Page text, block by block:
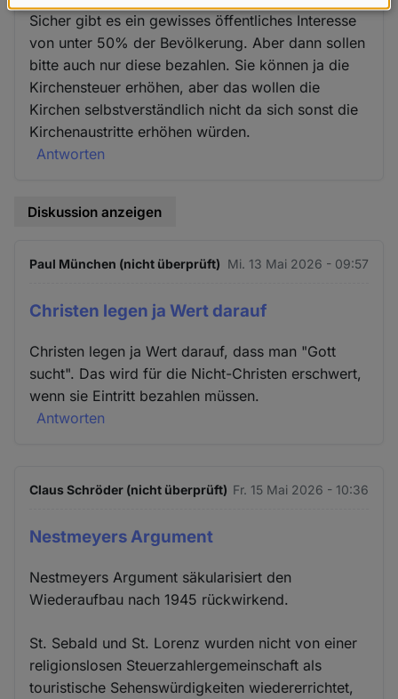
Sicher gibt es ein gewisses öffentliches Interesse
von unter 50% der Bevölkerung. Aber dann sollen
bitte auch nur diese bezahlen. Sie können ja die
Kirchensteuer erhöhen, aber das wollen die
Kirchen selbstverständlich nicht da sich sonst die
Kirchenaustritte erhöhen würden.
Antworten
Diskussion anzeigen
Paul München (nicht überprüft) Mi. 13 Mai 2026 - 09:57
Christen legen ja Wert darauf
Christen legen ja Wert darauf, dass man "Gott
sucht". Das wird für die Nicht-Christen erschwert,
wenn sie Eintritt bezahlen müssen.
Antworten
Claus Schröder (nicht überprüft) Fr. 15 Mai 2026 - 10:36
Nestmeyers Argument
Nestmeyers Argument säkularisiert den
Wiederaufbau nach 1945 rückwirkend.
St. Sebald und St. Lorenz wurden nicht von einer
religionslosen Steuerzahlergemeinschaft als
touristische Sehenswürdigkeiten wiedererrichtet,
Daten
und
Cookies